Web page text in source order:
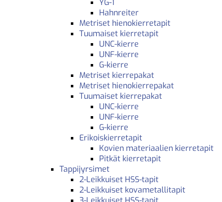
YG-1
Hahnreiter
Metriset hienokierretapit
Tuumaiset kierretapit
UNC-kierre
UNF-kierre
G-kierre
Metriset kierrepakat
Metriset hienokierrepakat
Tuumaiset kierrepakat
UNC-kierre
UNF-kierre
G-kierre
Erikoiskierretapit
Kovien materiaalien kierretapit
Pitkät kierretapit
Tappijyrsimet
2-Leikkuiset HSS-tapit
2-Leikkuiset kovametallitapit